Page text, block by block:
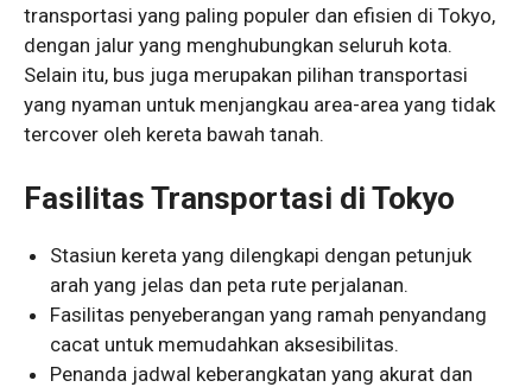
transportasi yang paling populer dan efisien di Tokyo,
dengan jalur yang menghubungkan seluruh kota.
Selain itu, bus juga merupakan pilihan transportasi
yang nyaman untuk menjangkau area-area yang tidak
tercover oleh kereta bawah tanah.
Fasilitas Transportasi di Tokyo
Stasiun kereta yang dilengkapi dengan petunjuk
arah yang jelas dan peta rute perjalanan.
Fasilitas penyeberangan yang ramah penyandang
cacat untuk memudahkan aksesibilitas.
Penanda jadwal keberangkatan yang akurat dan